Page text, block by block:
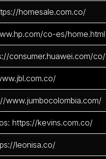
homesale.com.co/
co-es/home.html
consumer.huawei.com/co/
www.jumbocolombia.com/
https://kevins.com.co/
leonisa.co/